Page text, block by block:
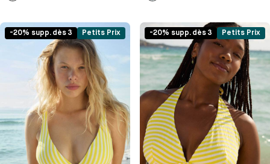
-20% supp. dès 3 Petits Prix -20% supp. dès 3 Petits Prix